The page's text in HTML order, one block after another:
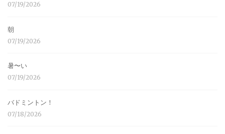
07/19/2026
朝
07/19/2026
暑〜い
07/19/2026
バドミントン！
07/18/2026